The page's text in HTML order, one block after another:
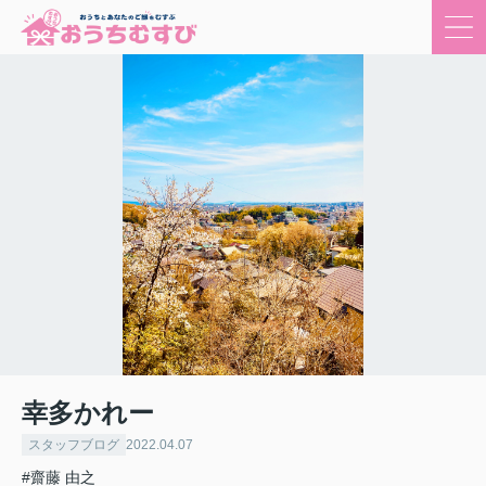
幸多かれー
スタッフブログ 2022.04.07
#齋藤 由之